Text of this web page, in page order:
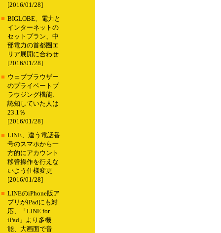
[2016/01/28]
■ BIGLOBE、電力と
インターネットの
セットプラン、中
部電力の首都圏エ
リア展開に合わせ
[2016/01/28]
■ ウェブブラウザー
のプライベートブ
ラウジング機能、
認知していた人は
23.1％
[2016/01/28]
■ LINE、違う電話番
号のスマホから一
方的にアカウント
移管操作を行えな
いよう仕様変更
[2016/01/28]
■ LINEのiPhone版ア
プリがiPadにも対
応、「LINE for
iPad」より多機
能、大画面で音